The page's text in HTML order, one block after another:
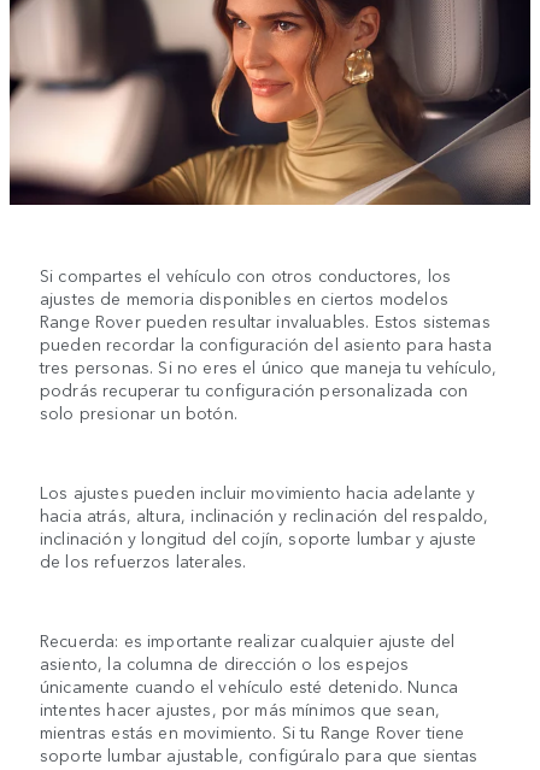
Si compartes el vehículo con otros conductores, los
ajustes de memoria disponibles en ciertos modelos
Range Rover pueden resultar invaluables. Estos sistemas
pueden recordar la configuración del asiento para hasta
tres personas. Si no eres el único que maneja tu vehículo,
podrás recuperar tu configuración personalizada con
solo presionar un botón.
Los ajustes pueden incluir movimiento hacia adelante y
hacia atrás, altura, inclinación y reclinación del respaldo,
inclinación y longitud del cojín, soporte lumbar y ajuste
de los refuerzos laterales.
Recuerda: es importante realizar cualquier ajuste del
asiento, la columna de dirección o los espejos
únicamente cuando el vehículo esté detenido. Nunca
intentes hacer ajustes, por más mínimos que sean,
mientras estás en movimiento. Si tu Range Rover tiene
soporte lumbar ajustable, configúralo para que sientas